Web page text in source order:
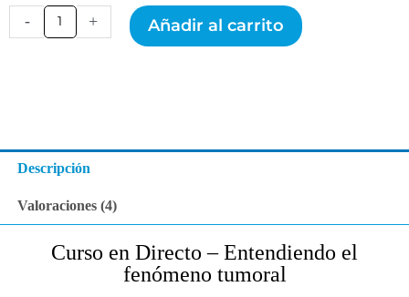
-
Curso
Fenómeno
cantidad
+ Añadir al carrito
Descripción
Valoraciones (4)
Curso en Directo – Entendiendo el
fenómeno tumoral